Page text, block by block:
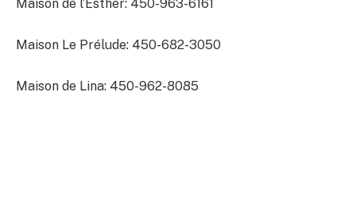
Maison de l’Esther: 450-963-6161
Maison Le Prélude: 450-682-3050
Maison de Lina: 450-962-8085